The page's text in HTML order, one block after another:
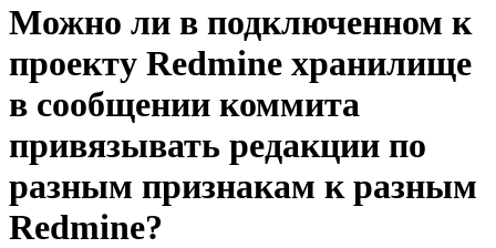
Можно ли в подключенном к
проекту Redmine хранилище
в сообщении коммита
привязывать редакции по
разным признакам к разным
Redmine?